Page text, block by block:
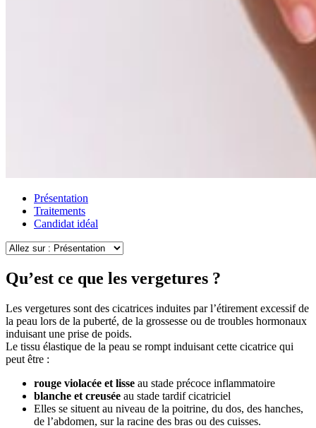
Présentation
Traitements
Candidat idéal
Qu’est ce que les vergetures ?
Les vergetures sont des cicatrices induites par l’étirement excessif de
la peau lors de la puberté, de la grossesse ou de troubles hormonaux
induisant une prise de poids.
Le tissu élastique de la peau se rompt induisant cette cicatrice qui
peut être :
rouge violacée et lisse au stade précoce inflammatoire
blanche et creusée au stade tardif cicatriciel
Elles se situent au niveau de la poitrine, du dos, des hanches,
de l’abdomen, sur la racine des bras ou des cuisses.